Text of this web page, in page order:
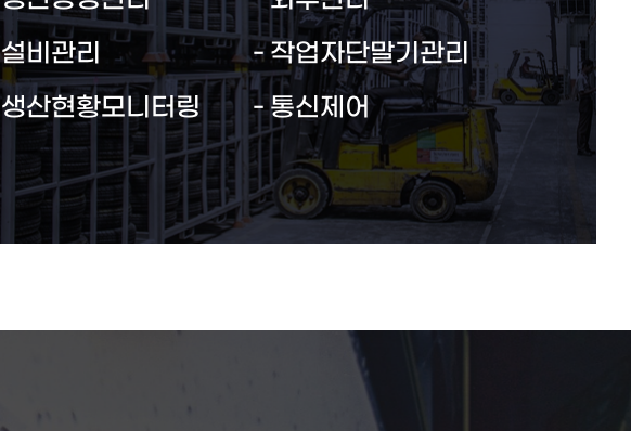
설비관리
작업자단말기관리
생산현황모니터링
통신제어